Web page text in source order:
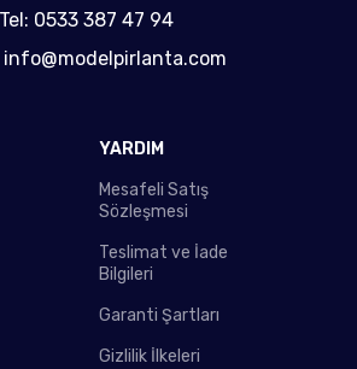
Tel: 0533 387 47 94
info@modelpirlanta.com
YARDIM
Mesafeli Satış
Sözleşmesi
Teslimat ve İade
Bilgileri
Garanti Şartları
Gizlilik İlkeleri